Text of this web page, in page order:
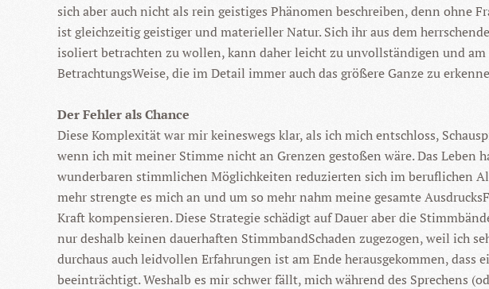
sich aber auch nicht als rein geistiges Phänomen beschreiben, denn ohne
ist gleichzeitig geistiger und materieller Natur. Sich ihr aus dem
isoliert betrachten zu wollen, kann daher leicht zu unvollständigen und
BetrachtungsWeise, die im Detail immer auch das größere Ganze zu
Der Fehler als Chance
Diese Komplexität war mir keineswegs klar, als ich mich entschloss,
wenn ich mit meiner Stimme nicht an Grenzen gestoßen wäre. Das Leben
wunderbaren stimmlichen Möglichkeiten reduzierten sich im beruflichen
mehr strengte es mich an und um so mehr nahm meine gesamte
Kraft kompensieren. Diese Strategie schädigt auf Dauer aber die
nur deshalb keinen dauerhaften StimmbandSchaden zugezogen, weil ich
durchaus auch leidvollen Erfahrungen ist am Ende herausgekommen,
beeinträchtigt. Weshalb es mir schwer fällt, mich während des Sprechens